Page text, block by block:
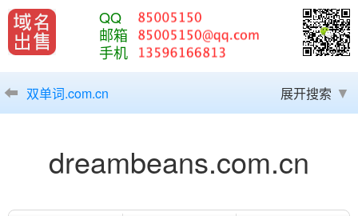
QQ
邮箱
手机
双单词.com.cn 展开搜索
dreambeans.com.cn